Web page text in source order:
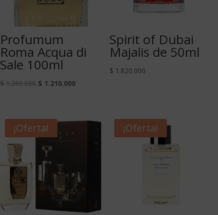
Profumum
Roma Acqua di
Sale 100ml
$1.260.000 $ 1.210.000
Spirit of Dubai
Majalis de 50ml
$ 1.820.000
¡Oferta! ¡Oferta!